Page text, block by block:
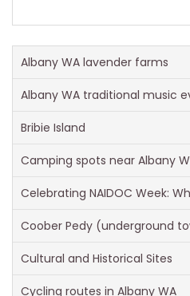
Albany WA lavender farms
Albany WA traditional music
Bribie Island
Camping spots near Albany
Celebrating NAIDOC Week:
Coober Pedy (underground
Cultural and Historical Sites
Cycling routes in Albany WA